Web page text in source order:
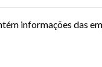
informações das